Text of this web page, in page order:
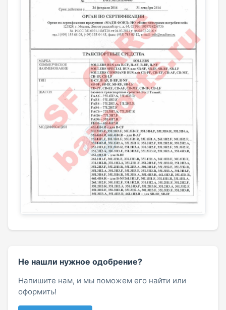
Не нашли нужное одобрение?
Напишите нам, и мы поможем его найти или
оформить!